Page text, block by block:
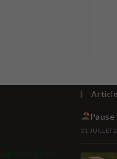
53410 Port-
31 JUILLET